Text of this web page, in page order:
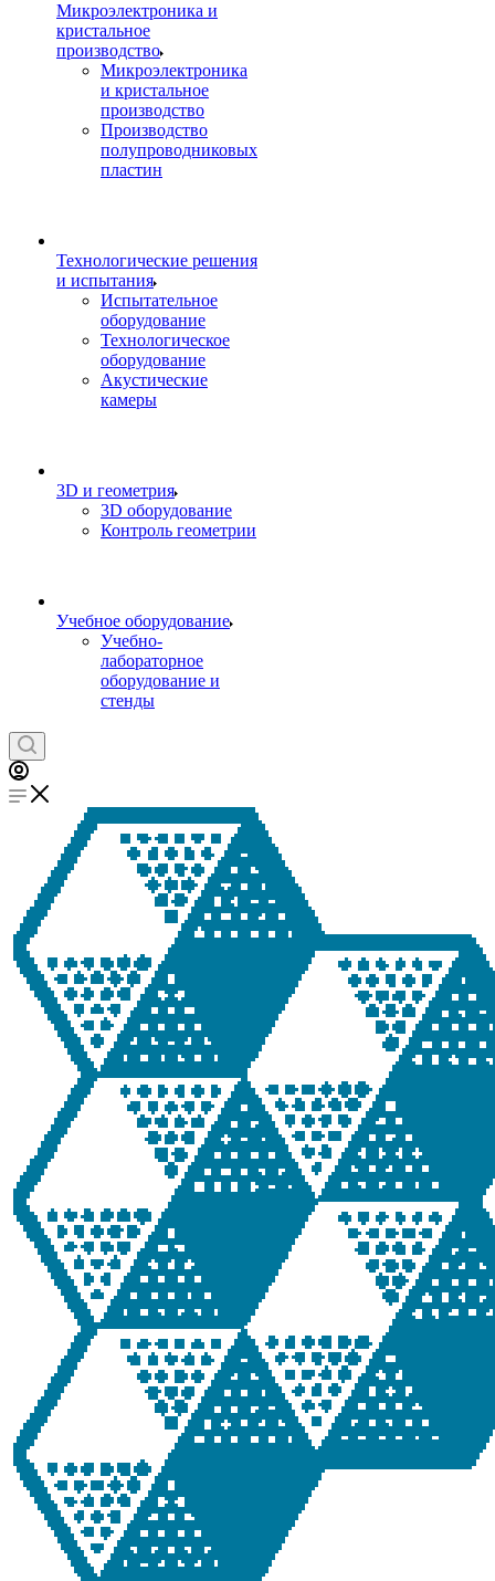
Микроэлектроника и
кристальное
производство
Микроэлектроника
и кристальное
производство
Производство
полупроводниковых
пластин
Технологические решения
и испытания
Испытательное
оборудование
Технологическое
оборудование
Акустические
камеры
3D и геометрия
3D оборудование
Контроль геометрии
Учебное оборудование
Учебно-
лабораторное
оборудование и
стенды